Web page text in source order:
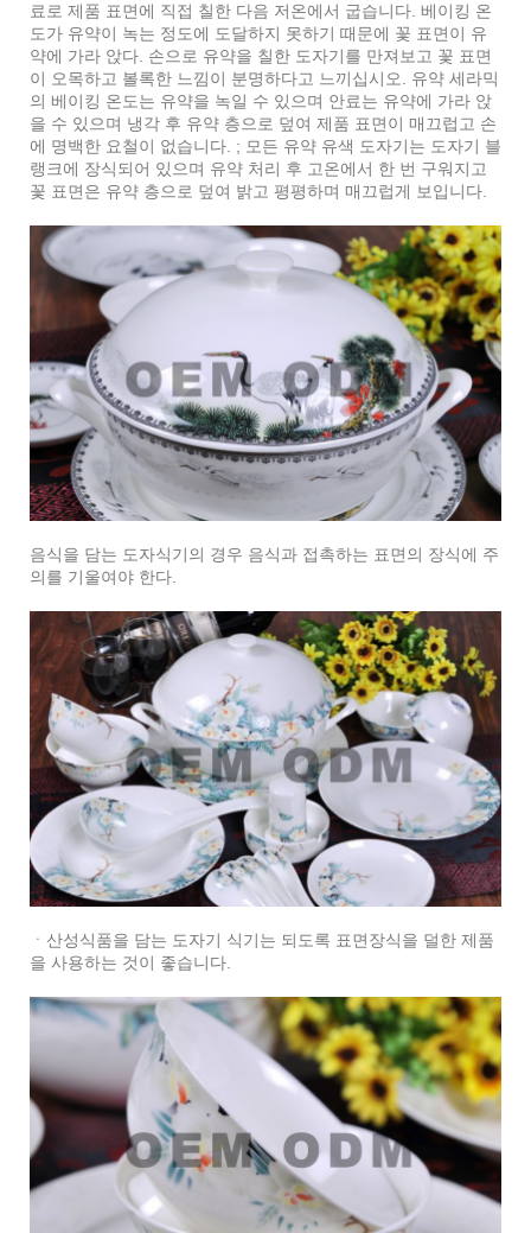
료로 제품 표면에 직접 칠한 다음 저온에서 굽습니다. 베이킹 온
도가 유약이 녹는 정도에 도달하지 못하기 때문에 꽃 표면이 유
약에 가라 앉다. 손으로 유약을 칠한 도자기를 만져보고 꽃 표면
이 오목하고 볼록한 느낌이 분명하다고 느끼십시오. 유약 세라믹
의 베이킹 온도는 유약을 녹일 수 있으며 안료는 유약에 가라 앉
을 수 있으며 냉각 후 유약 층으로 덮여 제품 표면이 매끄럽고 손
에 명백한 요철이 없습니다. ; 모든 유약 유색 도자기는 도자기 블
랭크에 장식되어 있으며 유약 처리 후 고온에서 한 번 구워지고
꽃 표면은 유약 층으로 덮여 밝고 평평하며 매끄럽게 보입니다.
음식을 담는 도자식기의 경우 음식과 접촉하는 표면의 장식에 주
의를 기울여야 한다.
ㆍ산성식품을 담는 도자기 식기는 되도록 표면장식을 덜한 제품
을 사용하는 것이 좋습니다.